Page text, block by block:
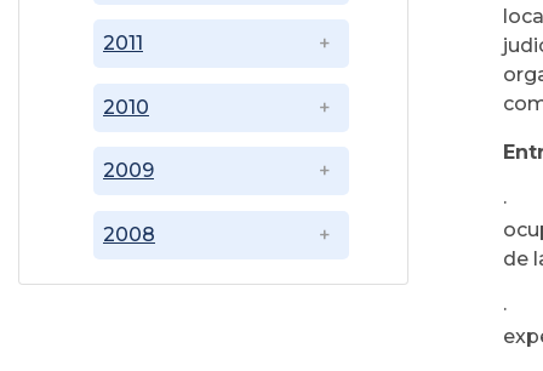
2008
2009
2010
2011
de